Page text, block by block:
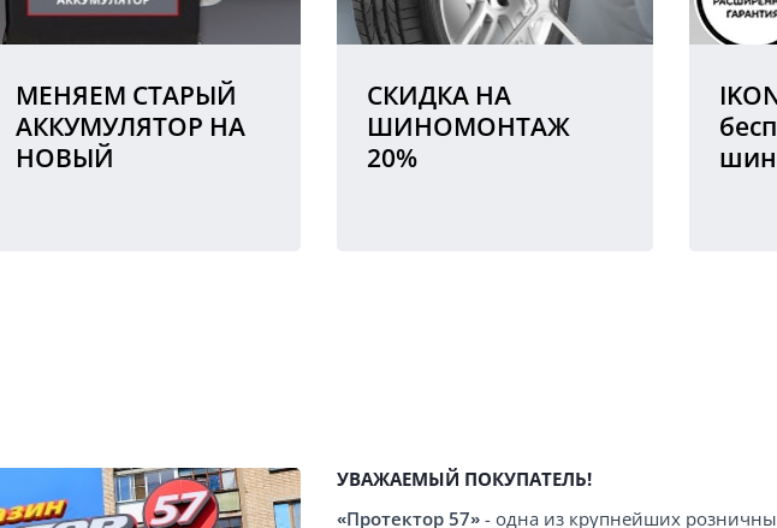
МЕНЯЕМ СТАРЫЙ
АККУМУЛЯТОР НА
НОВЫЙ
СКИДКА НА
ШИНОМОНТАЖ
20%
УВАЖАЕМЫЙ ПОКУПАТЕЛЬ!
«Протектор 57» - одна из крупнейших